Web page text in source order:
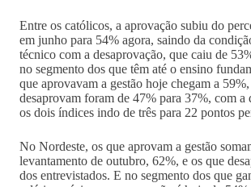
Entre os católicos, a aprovação subiu do
em junho para 54% agora, saindo da
técnico com a desaprovação, que caiu de
no segmento dos que têm até o ensino
que aprovavam a gestão hoje chegam a
desaprovam foram de 47% para 37%, com a
os dois índices indo de três para 22 pontos
No Nordeste, os que aprovam a gestão
levantamento de outubro, 62%, e os que
dos entrevistados. E no segmento dos que